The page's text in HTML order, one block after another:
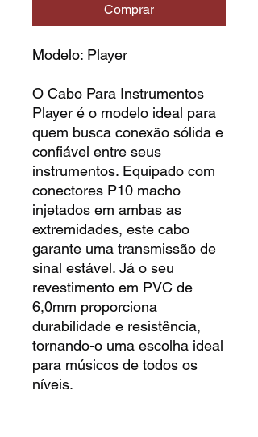
Comprar
Modelo: Player
O Cabo Para Instrumentos
Player é o modelo ideal para
quem busca conexão sólida e
confiável entre seus
instrumentos. Equipado com
conectores P10 macho
injetados em ambas as
extremidades, este cabo
garante uma transmissão de
sinal estável. Já o seu
revestimento em PVC de
6,0mm proporciona
durabilidade e resistência,
tornando-o uma escolha ideal
para músicos de todos os
níveis.